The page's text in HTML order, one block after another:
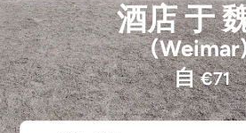
酒店于
自€71